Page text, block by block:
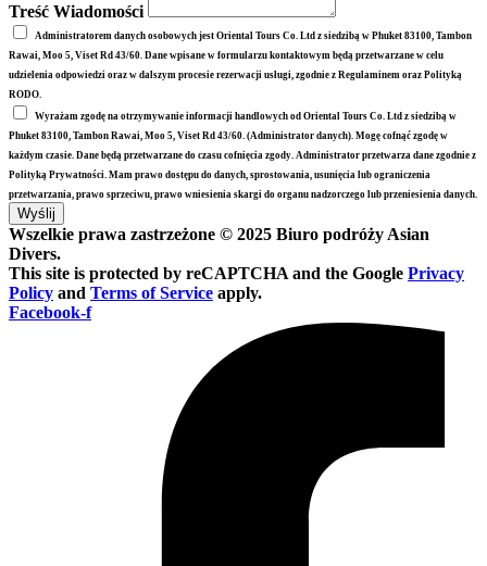
Treść Wiadomości
Administratorem danych osobowych jest Oriental Tours Co. Ltd z siedzibą w Phuket 83100, Tambon
Rawai, Moo 5, Viset Rd 43/60. Dane wpisane w formularzu kontaktowym będą przetwarzane w celu
udzielenia odpowiedzi oraz w dalszym procesie rezerwacji usługi, zgodnie z Regulaminem oraz Polityką
RODO.
Wyrażam zgodę na otrzymywanie informacji handlowych od Oriental Tours Co. Ltd z siedzibą w
Phuket 83100, Tambon Rawai, Moo 5, Viset Rd 43/60. (Administrator danych). Mogę cofnąć zgodę w
każdym czasie. Dane będą przetwarzane do czasu cofnięcia zgody. Administrator przetwarza dane zgodnie z
Polityką Prywatności. Mam prawo dostępu do danych, sprostowania, usunięcia lub ograniczenia
przetwarzania, prawo sprzeciwu, prawo wniesienia skargi do organu nadzorczego lub przeniesienia danych.
Wyślij
Wszelkie prawa zastrzeżone © 2025 Biuro podróży Asian
Divers.
This site is protected by reCAPTCHA and the Google Privacy
Policy and Terms of Service apply.
Facebook-f